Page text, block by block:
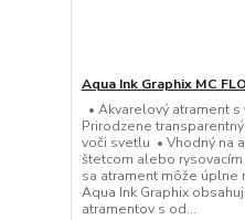
Aqua Ink Graphix MC
• Akvarelový atrament
Prirodzene
voči svetlu • Vhodný na
štetcom alebo
sa atrament môže úplne
Aqua Ink Graphix
atramentov s od...